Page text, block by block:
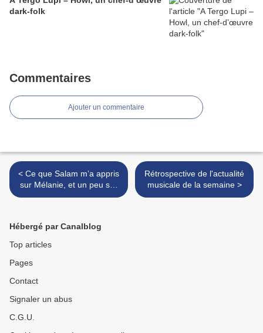
dark-folk
Commentaires
Ajouter un commentaire
< Ce que Salam m’a appris
sur Mélanie, et un peu sur
moi
Rétrospective de l'actualité
musicale de la semaine >
Hébergé par Canalblog
Top articles
Pages
Contact
Signaler un abus
C.G.U.